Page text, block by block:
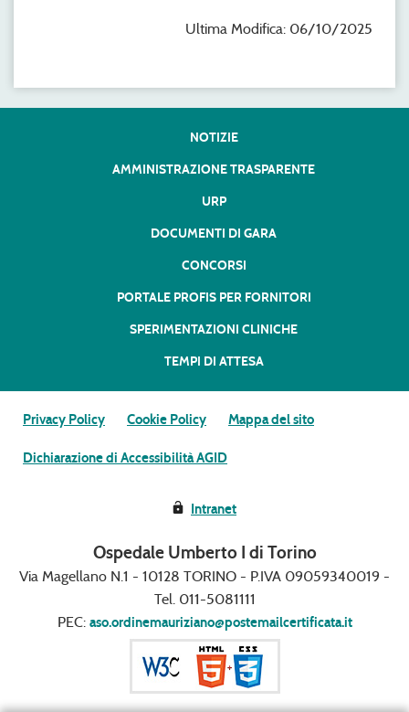
Ultima Modifica: 06/10/2025
NOTIZIE
AMMINISTRAZIONE TRASPARENTE
URP
DOCUMENTI DI GARA
CONCORSI
PORTALE PROFIS PER FORNITORI
SPERIMENTAZIONI CLINICHE
TEMPI DI ATTESA
Privacy Policy Cookie Policy Mappa del sito
Dichiarazione di Accessibilità AGID
Intranet
Ospedale Umberto I di Torino
Via Magellano N.1 - 10128 TORINO - P.IVA 09059340019 -
Tel. 011-5081111
PEC: aso.ordinemauriziano@postemailcertificata.it